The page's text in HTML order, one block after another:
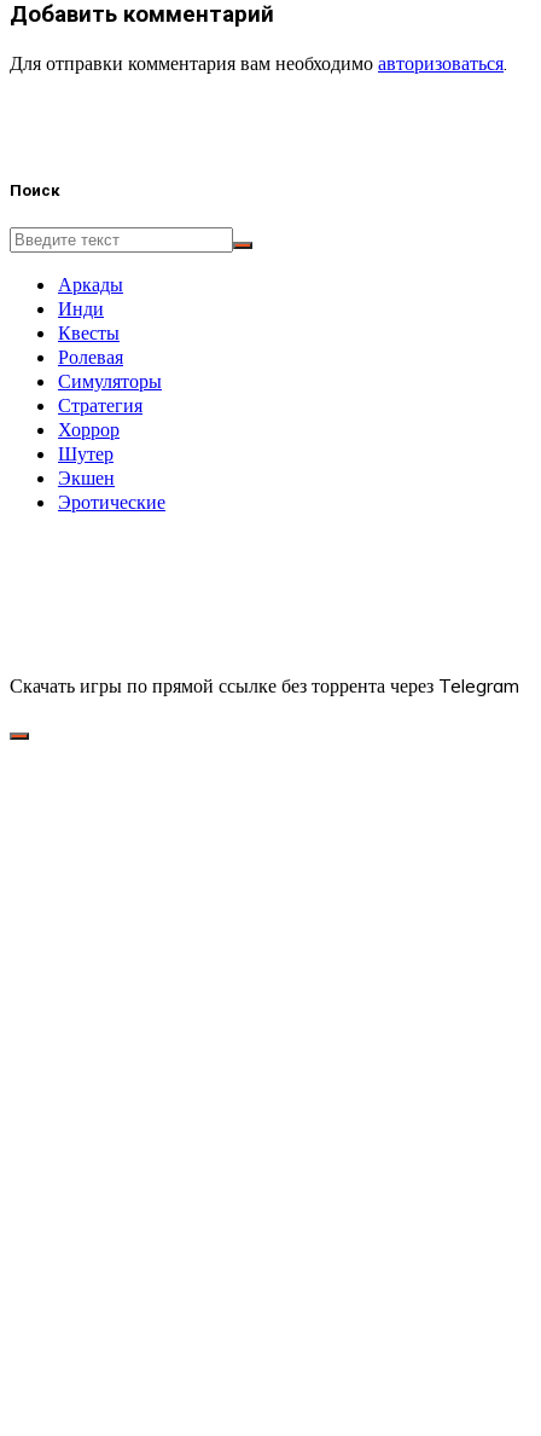
Добавить комментарий
Для отправки комментария вам необходимо авторизоваться
Поиск
Аркады
Инди
Квесты
Ролевая
Симуляторы
Стратегия
Хоррор
Шутер
Экшен
Эротические
Скачать игры по прямой ссылке без торрента через Telegram